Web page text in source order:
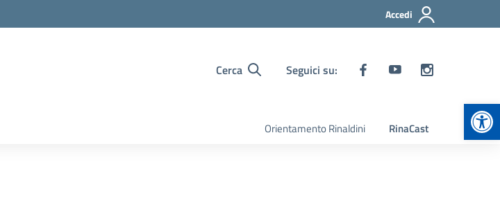
Accedi
Cerca Seguici su:
Orientamento Rinaldini RinaCast